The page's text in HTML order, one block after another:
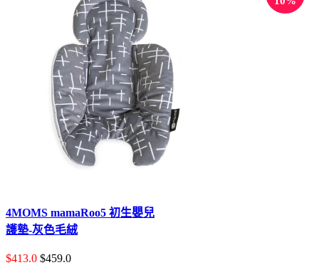
4MOMS mamaRoo5 初生嬰兒
護墊-灰色毛絨
$413.0 $459.0